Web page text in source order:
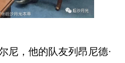
尼，他的队友列昂尼德·